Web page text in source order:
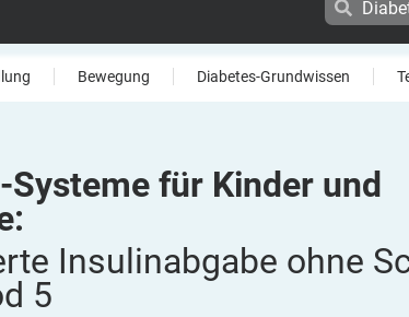
Bewegung Diabetes-Grundwissen
Systeme für Kinder und
Insulinabgabe ohne
5